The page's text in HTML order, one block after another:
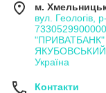
м.
вул. Геологів,
ЯКУБОВСЬКИЙ
Україна
Контакти